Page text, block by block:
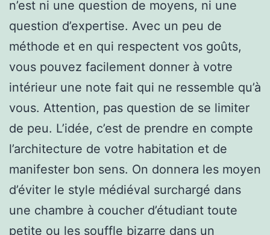
n’est ni une question de moyens, ni une
question d’expertise. Avec un peu de
méthode et en qui respectent vos goûts,
vous pouvez facilement donner à votre
intérieur une note fait qui ne ressemble qu’à
vous. Attention, pas question de se limiter
de peu. L’idée, c’est de prendre en compte
l’architecture de votre habitation et de
manifester bon sens. On donnera les moyen
d’éviter le style médiéval surchargé dans
une chambre à coucher d’étudiant toute
petite ou les souffle bizarre dans un